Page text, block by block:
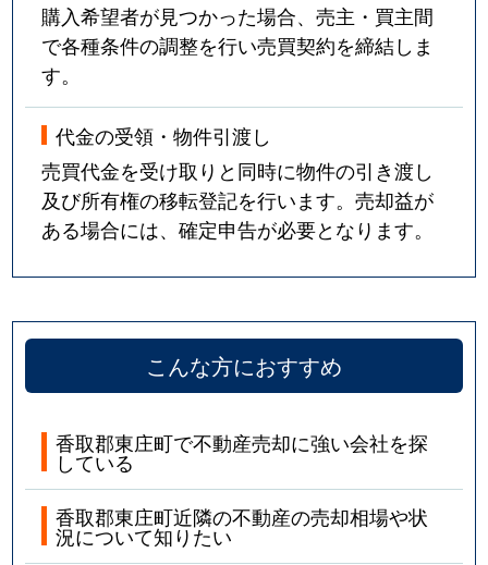
購入希望者が見つかった場合、売主・買主間
で各種条件の調整を行い売買契約を締結しま
す。
代金の受領・物件引渡し
売買代金を受け取りと同時に物件の引き渡し
及び所有権の移転登記を行います。売却益が
ある場合には、確定申告が必要となります。
こんな方におすすめ
香取郡東庄町で不動産売却に強い会社を探
している
香取郡東庄町近隣の不動産の売却相場や状
況について知りたい